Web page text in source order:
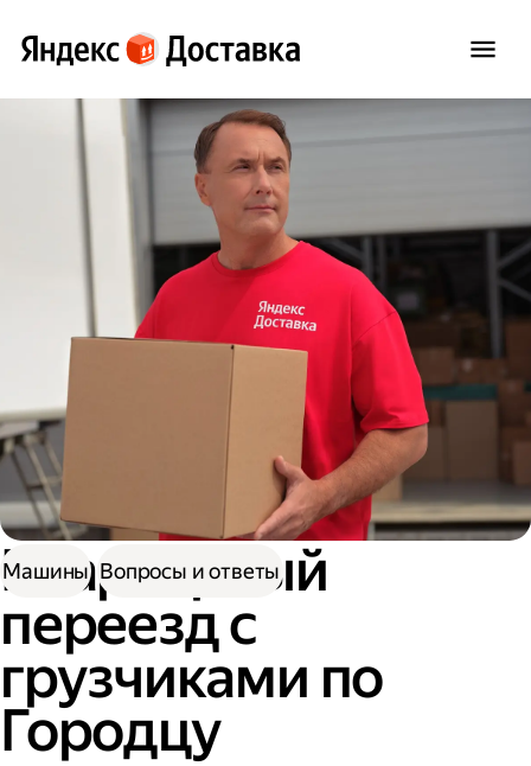
Квартирный
переезд с
грузчиками по
Городцу
Машины Вопросы и ответы